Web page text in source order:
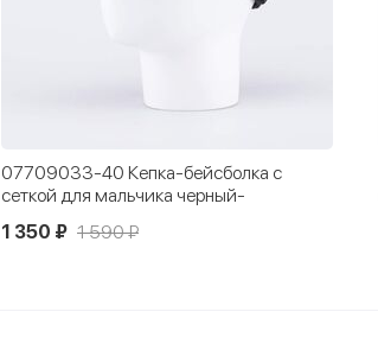
07709009-40 Кепка - бейсболка для
мальчика
1 350 ₽ 1 690 ₽